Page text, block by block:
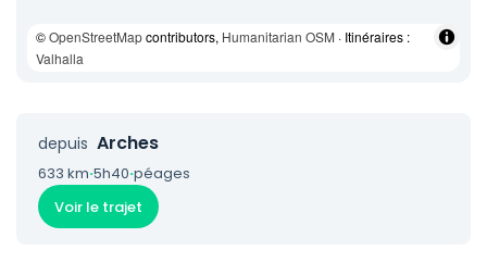
©OpenStreetMapcontributors, Humanitarian OSM · Itinéraires :
Valhalla
depuis Arches
633 km·5h40·péages
Voir le trajet